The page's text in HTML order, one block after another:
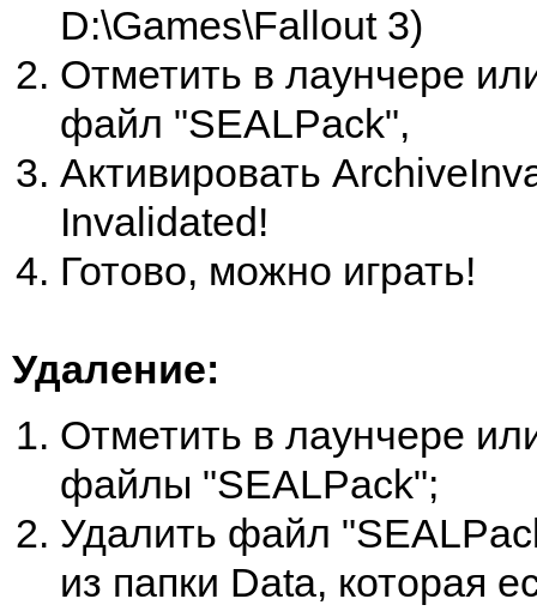
D:\Games\Fallout 3)
Отметить в лаунчере
файл "SEALPack",
Активировать
Invalidated!
Готово, можно играть!
Удаление:
Отметить в лаунчере
файлы "SEALPack";
Удалить файл
из папки Data, которая